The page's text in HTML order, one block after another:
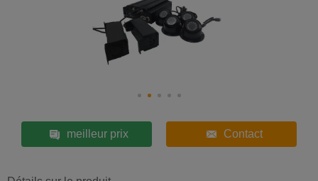
meilleur prix Contact